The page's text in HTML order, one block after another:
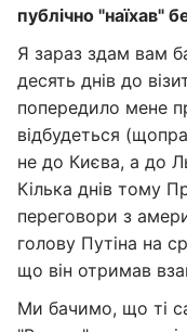
публічно "наїхав"
Я зараз здам вам
десять днів до
попередило мене
відбудеться
не до Києва, а до
Кілька днів тому
переговори з
голову Путіна на
що він отримав
Ми бачимо, що ті